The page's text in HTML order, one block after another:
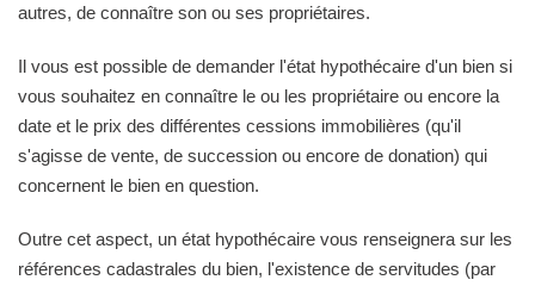
autres, de connaître son ou ses propriétaires.
Il vous est possible de demander l'état hypothécaire d'un bien si
vous souhaitez en connaître le ou les propriétaire ou encore la
date et le prix des différentes cessions immobilières (qu'il
s'agisse de vente, de succession ou encore de donation) qui
concernent le bien en question.
Outre cet aspect, un état hypothécaire vous renseignera sur les
références cadastrales du bien, l'existence de servitudes (par